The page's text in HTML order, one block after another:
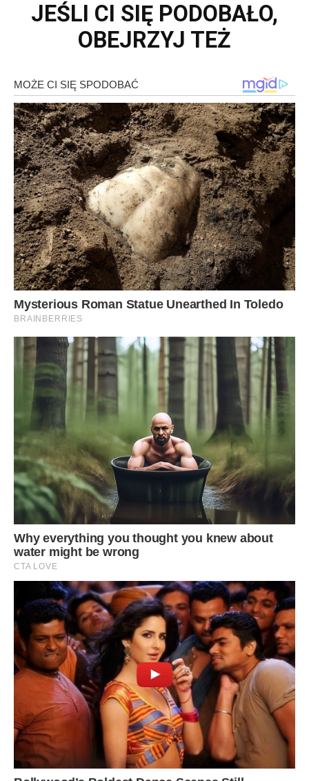
JEŚLI CI SIĘ PODOBAŁO,
OBEJRZYJ TEŻ